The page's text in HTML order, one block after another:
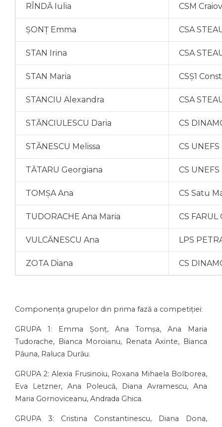
RÎNDĂ Iulia CSM
ȘONȚ Emma CSA
STAN Irina CSA
STAN Maria CSȘ1
STANCIU Alexandra CSA
STĂNCIULESCU Daria CS
STĂNESCU Melissa CS
TĂTARU Georgiana CS
TOMȘA Ana CS Satu
TUDORACHE Ana Maria CS
VULCĂNESCU Ana LPS
ZOTA Diana CS
Componența grupelor din prima fază a competiției:
GRUPA 1: Emma Șonț, Ana Tomșa, Ana Maria
Tudorache, Bianca Moroianu, Renata Axinte, Bianca
Păuna, Raluca Durău.
GRUPA 2: Alexia Frusinoiu, Roxana Mihaela Bolborea,
Eva Letzner, Ana Poleucă, Diana Avramescu, Ana
Maria Gornoviceanu, Andrada Ghica.
GRUPA 3: Cristina Constantinescu, Diana Dona,